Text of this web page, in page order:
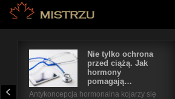
Nie tylko ochrona
przed ciążą. Jak
hormony
pomagają…
Antykoncepcja hormonalna kojarzy się